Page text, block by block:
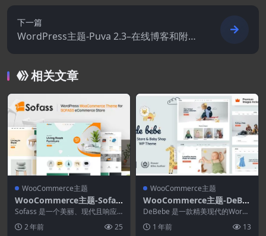
下一篇
WordPress主题-Puva 2.3–在线博客和附属
产品评论WordPress主题
相关文章
WooCommerce主题
WooCommerce主题-Sofas
s 1.3.0–Elementor WooCo
mmerce WordPress主题
Sofass 是一个美丽、现代且响应
2 年前 25
WooCommerce主题
WooCommerce主题-DeBe
be 9.0.0–儿童时尚电子商务
WordPress主题
DeBebe 是一款精美现代的WordP
计。它提...
1 年前 13